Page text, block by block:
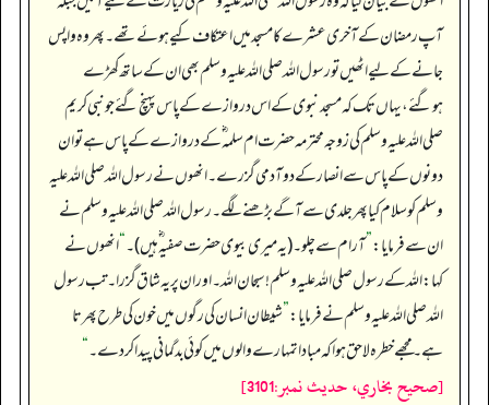
آپ رمضان کے آخری عشرے کامسجد میں اعتکاف کیے ہوئے تھے۔ پھر وہ واپس
جانے کے لیے اٹھیں تو رسول اللہ صلی اللہ علیہ وسلم بھی ان کے ساتھ کھڑے
ہوگئے، یہاں تک کہ مسجد نبوی کے اس دروازے کے پاس پہنچ گئے جو نبی کریم
صلی اللہ علیہ وسلم کی زوجہ محترمہ حضرت ام سلمہ ؓ کے دروازے کے پاس ہے تو ان
دونوں کے پاس سے انصار کے دو آدمی گزرے۔ انھوں نے رسول اللہ صلی اللہ علیہ
وسلم کو سلام کیا پھر جلدی سے آگے بڑھنے لگے۔ رسول اللہ صلی اللہ علیہ وسلم نے
ان سے فرمایا:”آرام سے چلو۔ (یہ میری بیوی حضرت صفیہ ؓ ہیں)۔“انھوں نے
کہا: اللہ کے رسول صلی اللہ علیہ وسلم ! سبحان اللہ۔ اور ان پر یہ شاق گزرا۔ تب رسول
اللہ صلی اللہ علیہ وسلم نے فرمایا:”شیطان انسان کی رگوں میں خون کی طرح پھرتا
ہے۔ مجھے خطرہ لاحق ہوا کہ مبادا تمہارے والوں میں کوئی بدگمانی پیدا کردے۔“
[صحيح بخاري، حديث نمبر:3101]